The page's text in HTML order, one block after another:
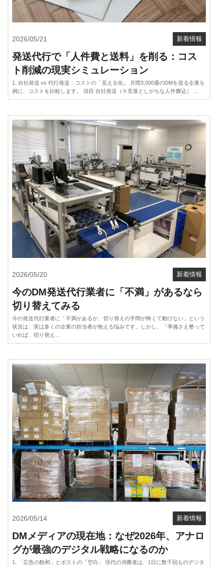
2026/05/21 新着情報
発送代行で「人件費と送料」を削る：コス
ト削減の現実シミュレーション
1. 自社発送 vs 代行発送：コストの「見える化」 月間3,000通のDMを送る企業を
例に、コストを比較します。 項目 自社発送（※見落としがちな人件費込） …
2026/05/20 新着情報
今のDM発送代行業者に「不満」があるなら
切り替えてみる
今の発送代行業者に「不満があるが、切り替えの手間が怖くて動けない」という
状況は、実は多くの企業の担当者が抱える悩みです。しかし、「準備さえ整って
いれば、切り替え…
2026/05/14 新着情報
DMメディアの現在地：なぜ2026年、アナロ
グが最強のデジタル戦略になるのか
1. 「広告の飽和」とポストの「空白」 現代の消費者は、1日に数千回ものデジタ